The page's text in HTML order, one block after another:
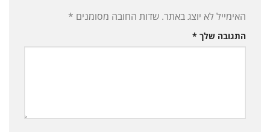
האימייל לא יוצג באתר. שדות החובה מסומנים *
התגובה שלך *